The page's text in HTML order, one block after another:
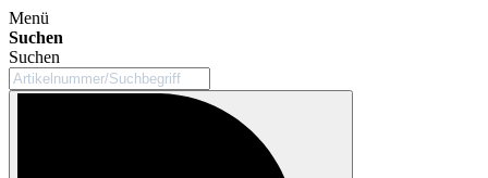
Menü
Suchen
Suchen